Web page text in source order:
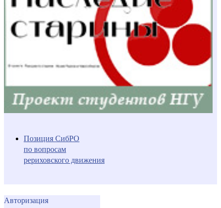
Позиция СибРО
по вопросам
рериховского движения
Авторизация